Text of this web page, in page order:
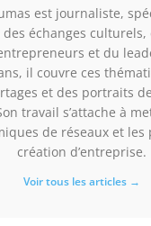
est journaliste,
des échanges
et du
il couvre ces
et des portraits
travail s’attache à
de réseaux et les
création d’entreprise.
Voir tous les articles →